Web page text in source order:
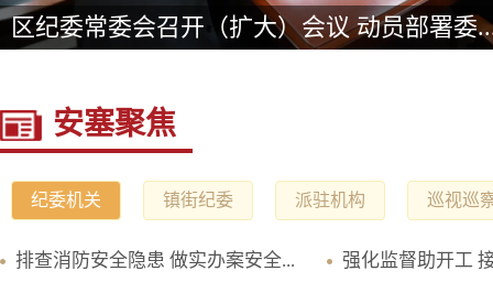
李林调研督导重点领域集中整治工作
安塞聚焦
纪委机关 镇街纪委 派驻机构 巡视巡
排查消防安全隐患 做实办案安全... 强化监督助开工